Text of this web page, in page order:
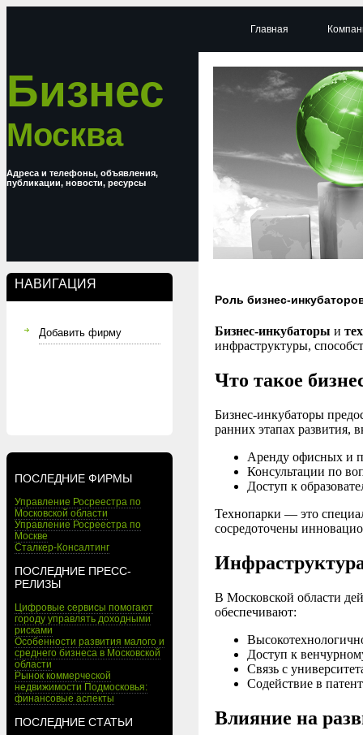
Бизнес
Москва
Адреса и телефоны, объявления,
публикации, новости, ресурсы
НАВИГАЦИЯ
Добавить фирму
ПОСЛЕДНИЕ ФИРМЫ
Управление Росреестра по
Московской области
Управление Росреестра по
Москве
Сталкер-Консалтинг
ПОСЛЕДНИЕ ПРЕСС-
РЕЛИЗЫ
Цифровые сервисы помогают
городу управлять доходными
рисками
Особенности развития малого и
среднего бизнеса в Московской
области
Рынок коммерческой
недвижимости Подмосковья:
финансовые аспекты
ПОСЛЕДНИЕ СТАТЬИ
Главная
Роль бизнес-
Бизнес-инкубаторы и
инфраструктуры,
Что такое
Бизнес-инкубаторы
ранних этапах развития,
Аренду офисных и
Консультации по
Доступ к
Технопарки — это
сосредоточены
В Московской области
обеспечивают:
Доступ к
Связь с
Содействие в
Влияние на